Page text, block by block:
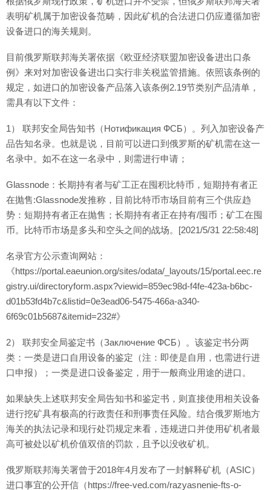
表明矿机属于加密设备范畴，因此矿机的合法进口仍应遵循加密
设备进口的海关规则。
目前俄罗斯联邦海关署依据《欧亚经济联盟加密设备进出口条
例》来对对加密设备进出口实行非关税监管措施。依照该条例的
规定，如进口的加密设备产品落入该条例2.19节类别产品清单，
需具有以下文件：
1） 联邦安全局告知书（Нотификация ФСБ）。列入加密设备产
品告知名录。也就是说，目前可以进口到俄罗斯的矿机需在这一
名录中。如不在这一名录中，则需进行申请；
Glassnode：长期持有者与矿工正在囤积比特币，短期持有者正
在抛售:Glassnode发推称，目前比特币市场目前有三个供应趋
势：短期持有者正在抛售；长期持有者正在持有/囤币；矿工在囤
币。比特币市场是多头和空头之间的战场。[2021/5/31 22:58:48]
名录官方公示查询网站：
《https://portal.eaeunion.org/sites/odata/_layouts/15/portal.eec.re
gistry.ui/directoryform.aspx?viewid=859ec98d-f4fe-423a-b6bc-
d01b53fd4b7c&listid=0e3ead06-5475-466a-a340-
6f69c01b5687&itemid=232#》
2） 联邦安全局鉴定书（Заключение ФСБ）。该鉴定书分两
类：一类是进口自用设备的鉴定（注：即使是自用，也需进行进
口申报）；一类是进口设备鉴定，用于一般商业用途的进口。
如果缺失上述联邦安全局告知书和鉴定书，则直接使用相关设备
进行挖矿具有极高的行政责任和刑事责任风险。结合俄罗斯地方
海关的执法记录和现行处罚规定来看，违规进口并使用矿机者最
高可被处以矿机价值双倍的罚款，且予以没收矿机。
俄罗斯联邦海关署曾于2018年4月发布了一封解释矿机（ASIC）
进口事宜的公开信（https://free-ved.com/razyasnenie-fts-o-